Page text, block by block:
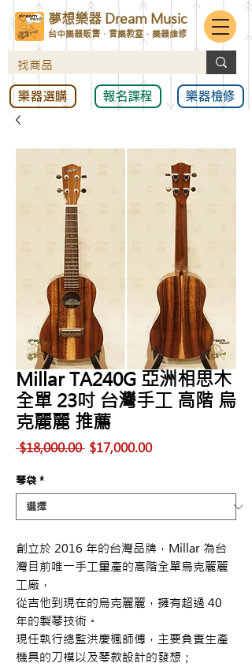
樂器選購 報名課程 樂器檢修
夢想樂器 Dream Music
台中樂器販售．音樂教室．樂器維修
Millar TA240G 亞洲相思木
全單 23吋 台灣手工 高階 烏
克麗麗 推薦
$18,000.00 一
格
$17,000.00促
格
琴袋 *
創立於 2016 年的台灣品牌，Millar 為台
灣目前唯一手工量產的高階全單烏克麗麗
工廠，
從吉他到現在的烏克麗麗，擁有超過 40
年的製琴技術。
現任執行總監洪慶楓師傅，主要負責生產
機具的刀模以及琴款設計的發想；